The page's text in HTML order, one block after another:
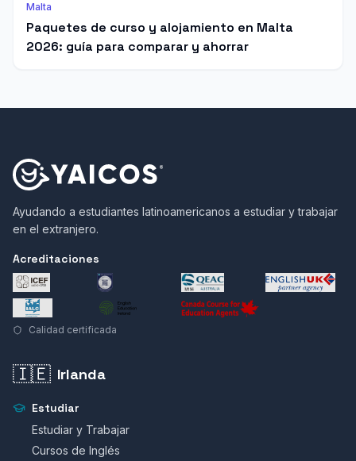
Malta
Paquetes de curso y alojamiento en Malta
2026: guía para comparar y ahorrar
Ayudando a estudiantes latinoamericanos a estudiar y trabajar
en el extranjero.
Acreditaciones
Calidad certificada
🇮🇪 Irlanda
Estudiar
Estudiar y Trabajar
Cursos de Inglés